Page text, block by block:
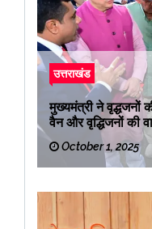
उत्तराखंड
मुख्यमंत्री ने वृद्धजनों
वैन और वृद्धिजनों की
रवाना किया
October 1, 2025